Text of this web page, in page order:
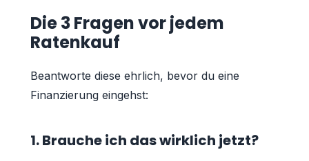
Die 3 Fragen vor jedem
Ratenkauf
Beantworte diese ehrlich, bevor du eine
Finanzierung eingehst:
1. Brauche ich das wirklich jetzt?